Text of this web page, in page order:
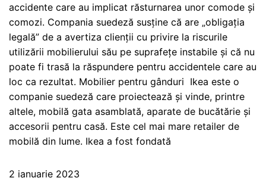
accidente care au implicat răsturnarea unor comode și
comozi. Compania suedeză susține că are „obligația
legală” de a avertiza clienții cu privire la riscurile
utilizării mobilierului său pe suprafețe instabile și că nu
poate fi trasă la răspundere pentru accidentele care au
loc ca rezultat. Mobilier pentru gânduri Ikea este o
companie suedeză care proiectează și vinde, printre
altele, mobilă gata asamblată, aparate de bucătărie și
accesorii pentru casă. Este cel mai mare retailer de
mobilă din lume. Ikea a fost fondată
2 ianuarie 2023